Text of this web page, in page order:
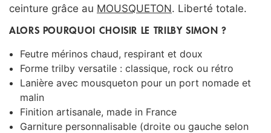
ceinture grâce au MOUSQUETON. Liberté totale.
ALORS POURQUOI CHOISIR LE TRILBY SIMON ?
Feutre mérinos chaud, respirant et doux
Forme trilby versatile : classique, rock ou rétro
Lanière avec mousqueton pour un port nomade et
malin
Finition artisanale, made in France
Garniture personnalisable (droite ou gauche selon